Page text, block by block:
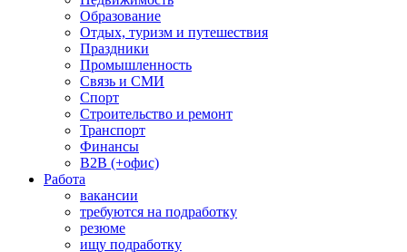
Образование
Отдых, туризм и путешествия
Праздники
Промышленность
Связь и СМИ
Спорт
Строительство и ремонт
Транспорт
Финансы
B2B (+офис)
Работа
вакансии
требуются на подработку
резюме
ищу подработку